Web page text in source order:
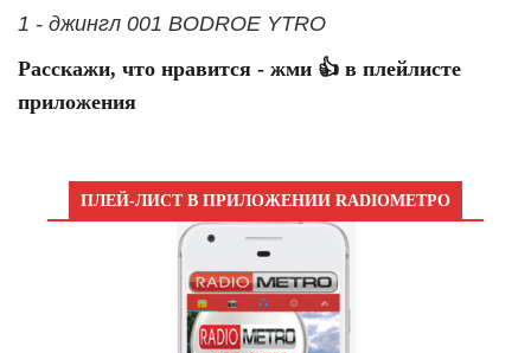
1 - джингл 001 BODROE YTRO
Расскажи, что нравится - жми 👍 в плейлисте
приложения
ПЛЕЙ-ЛИСТ В ПРИЛОЖЕНИИ RADIOМЕТРО